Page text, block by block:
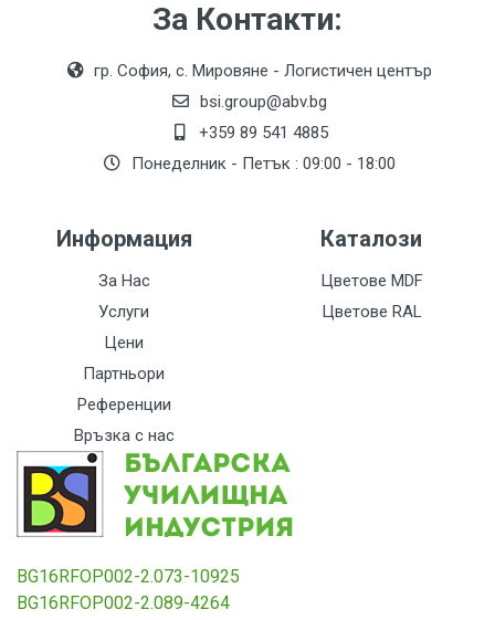
За Контакти:
гр. София, с. Мировяне - Логистичен център
bsi.group@abv.bg
+359 89 541 4885
Понеделник - Петък : 09:00 - 18:00
Информация
За Нас
Услуги
Цени
Партньори
Референции
Връзка с нас
Каталози
Цветове MDF
Цветове RAL
BG16RFOP002-2.073-10925
BG16RFOP002-2.089-4264